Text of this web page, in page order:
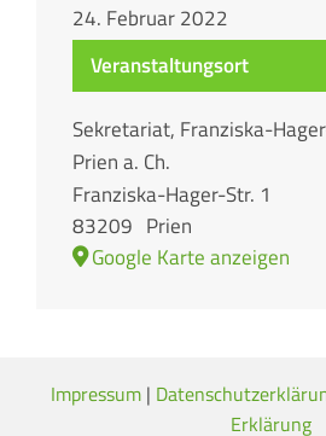
24. Februar 2022
Veranstaltungsort
Sekretariat, Franziska-
Prien a. Ch.
Franziska-Hager-Str. 1
83209 Prien
Google Karte anzeigen
Impressum |
Erklärung